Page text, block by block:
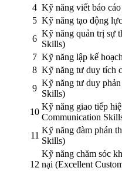
4 Kỹ năng viết báo
5 Kỹ năng tạo động
6
Kỹ năng quản trị sự
Skills)
7 Kỹ năng lập kế
8 Kỹ năng tư duy tích
9
Kỹ năng tư duy
Skills)
10
Kỹ năng giao tiếp
Communication
11
Kỹ năng đàm phán
Skills)
12
Kỹ năng chăm sóc
nại (Excellent